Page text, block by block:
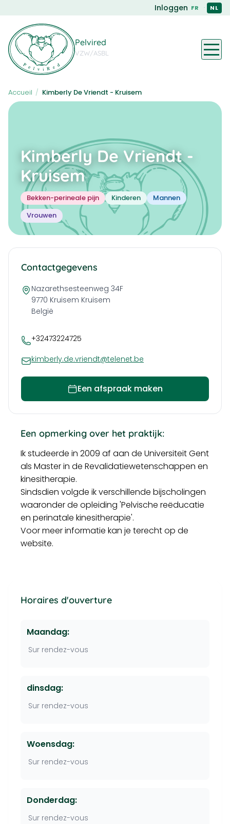
to
main
content
Inloggen FR · NL
Pelvired
VZW/ASBL
Accueil / Kimberly De Vriendt - Kruisem
Kimberly De Vriendt -
Kruisem
Bekken-perineale pijn Kinderen
Mannen
Vrouwen
Contactgegevens
Nazarethsesteenweg 34F
9770 Kruisem Kruisem
België
+32473224725
kimberly.de.vriendt@telenet.be
Een afspraak maken
Een opmerking over het praktijk:
Ik studeerde in 2009 af aan de Universiteit Gent
als Master in de Revalidatiewetenschappen en
kinesitherapie.
Sindsdien volgde ik verschillende bijscholingen
waaronder de opleiding 'Pelvische reëducatie
en perinatale kinesitherapie'.
Voor meer informatie kan je terecht op de
website.
Horaires d'ouverture
Maandag:
Sur rendez-vous
dinsdag:
Sur rendez-vous
Woensdag:
Sur rendez-vous
Donderdag:
Sur rendez-vous